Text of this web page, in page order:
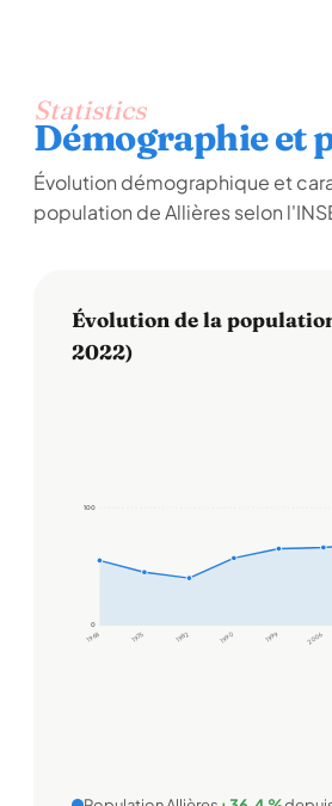
Statistics
Démographie et
Évolution démographique et
population de Allières selon
Évolution de la
2022)
00
100
100
1968 1975 1982 1990 1999 2006